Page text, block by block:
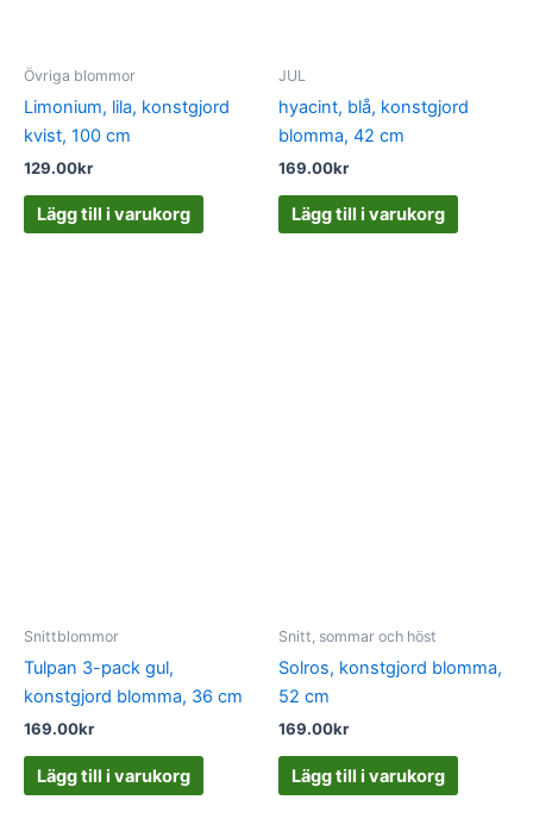
Övriga blommor
Limonium, lila, konstgjord
kvist, 100 cm
129.00kr
Lägg till i varukorg
JUL
hyacint, blå, konstgjord
blomma, 42 cm
169.00kr
Lägg till i varukorg
Snittblommor
Tulpan 3-pack gul,
konstgjord blomma, 36 cm
169.00kr
Lägg till i varukorg
Snitt, sommar och höst
Solros, konstgjord blomma,
52 cm
169.00kr
Lägg till i varukorg